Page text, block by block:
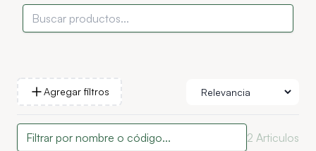
Agregar filtros
2 Articulos